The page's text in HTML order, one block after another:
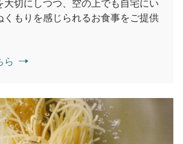
大切にしつつ、空の上でも自宅にい
くもりを感じられるお食事をご提供
ら